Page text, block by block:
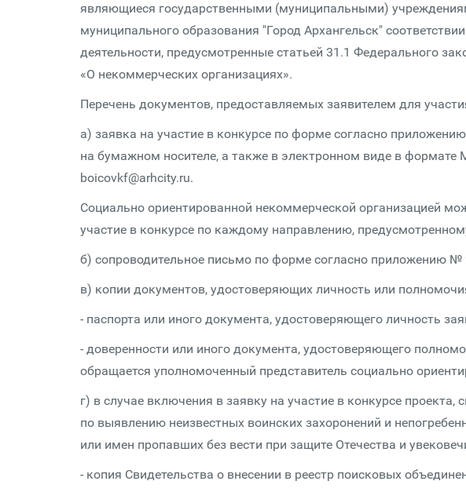
являющиеся государственными (муниципальными)
муниципального образования "Город Архангельск"
деятельности, предусмотренные статьей 31.1 Федерального
«О некоммерческих организациях».
Перечень документов, предоставляемых заявителем для
а) заявка на участие в конкурсе по форме согласно
на бумажном носителе, а также в электронном виде в формате
boicovkf@arhcity.ru.
Социально ориентированной некоммерческой организацией
участие в конкурсе по каждому направлению,
б) сопроводительное письмо по форме согласно приложению
в) копии документов, удостоверяющих личность или
- паспорта или иного документа, удостоверяющего личность
- доверенности или иного документа, удостоверяющего
обращается уполномоченный представитель социально
г) в случае включения в заявку на участие в конкурсе
по выявлению неизвестных воинских захоронений и
или имен пропавших без вести при защите Отечества и
- копия Свидетельства о внесении в реестр поисковых